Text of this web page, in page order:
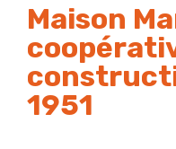
Maison
1951